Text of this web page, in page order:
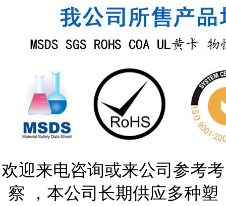
欢迎来电咨询或来公司参考考
察 ，本公司长期供应多种塑